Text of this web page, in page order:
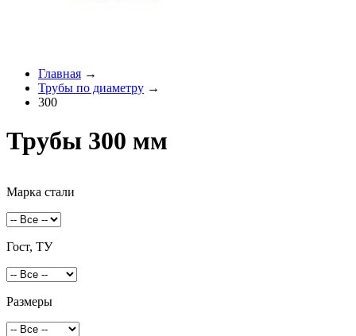
Главная →
Трубы по диаметру →
300
Трубы 300 мм
Марка стали
Гост, ТУ
Размеры